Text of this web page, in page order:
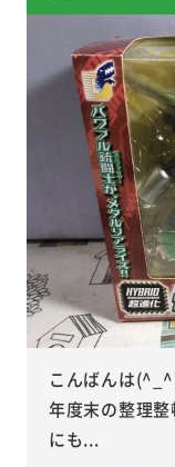
こんばんは
年度末の整理
にも...